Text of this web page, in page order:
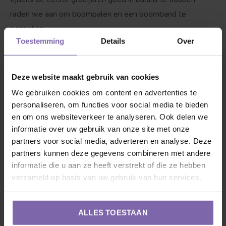
Toestemming Details Over
Deze website maakt gebruik van cookies
We gebruiken cookies om content en advertenties te
personaliseren, om functies voor social media te bieden
en om ons websiteverkeer te analyseren. Ook delen we
informatie over uw gebruik van onze site met onze
partners voor social media, adverteren en analyse. Deze
partners kunnen deze gegevens combineren met andere
informatie die u aan ze heeft verstrekt of die ze hebben
verzameld op basis van uw gebruik van hun services.
ALLES TOESTAAN
raden we aan om boompalen en een boomband te
gebruiken.
2. Onderhoud en snoeiDe Tilia tomentosa 'Brabant' groeit
van nature in een mooie, regelmatige piramidevorm en
Wanneer?Mocht je de boom willen modelleren of in
grootte willen beperken, doe dit dan in de winter
(tussen november en maart), wanneer de boom in
om de mooie, open kroonstructuur te behouden.